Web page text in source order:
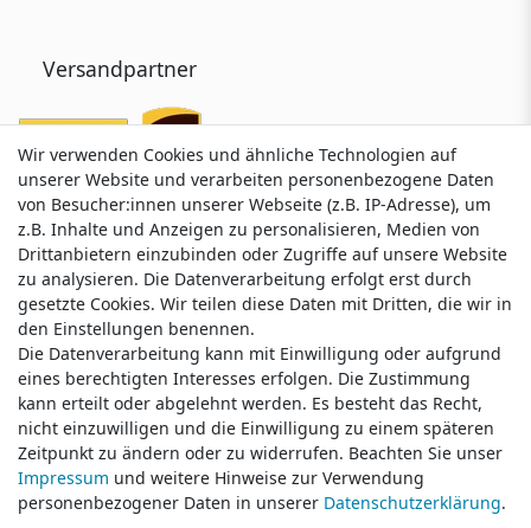
Versandpartner
Service & Kontakt
Wünschen Sie einen Rückruf?
service@klamato.de
Schreiben Sie uns:
service@klamato.de
Wir verwenden Cookies und ähnliche Technologien auf
unserer Website und verarbeiten personenbezogene Daten
von Besucher:innen unserer Webseite (z.B. IP-Adresse), um
z.B. Inhalte und Anzeigen zu personalisieren, Medien von
Drittanbietern einzubinden oder Zugriffe auf unsere Website
zu analysieren. Die Datenverarbeitung erfolgt erst durch
gesetzte Cookies. Wir teilen diese Daten mit Dritten, die wir in
den Einstellungen benennen.
Die Datenverarbeitung kann mit Einwilligung oder aufgrund
eines berechtigten Interesses erfolgen. Die Zustimmung
kann erteilt oder abgelehnt werden. Es besteht das Recht,
nicht einzuwilligen und die Einwilligung zu einem späteren
Zeitpunkt zu ändern oder zu widerrufen. Beachten Sie unser
Impressum und weitere Hinweise zur Verwendung
personenbezogener Daten in unserer Daten­schutz­erklärung.
Wir verwenden Cookies und ähnliche Technologien auf
unserer Website und verarbeiten personenbezogene Daten
von Besucher:innen unserer Webseite (z.B. IP-Adresse), um
z.B. Inhalte und Anzeigen zu personalisieren, Medien von
Drittanbietern einzubinden oder Zugriffe auf unsere Website
zu analysieren. Die Datenverarbeitung erfolgt erst durch
gesetzte Cookies. Wir teilen diese Daten mit Dritten, die wir in
den Einstellungen benennen.
Die Datenverarbeitung kann mit Einwilligung oder aufgrund
eines berechtigten Interesses erfolgen. Die Zustimmung
kann erteilt oder abgelehnt werden. Es besteht das Recht,
nicht einzuwilligen und die Einwilligung zu einem späteren
Zeitpunkt zu ändern oder zu widerrufen. Beachten Sie unser
Impressum und weitere Hinweise zur Verwendung
personenbezogener Daten in unserer Daten­schutz­erklärung.